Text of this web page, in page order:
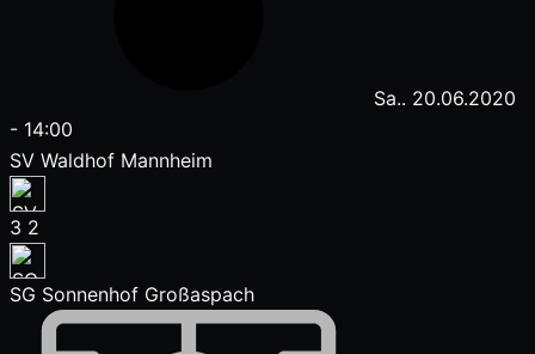
Sa.. 20.06.2020
- 14:00
SV Waldhof Mannheim
3 2
SG Sonnenhof Großaspach